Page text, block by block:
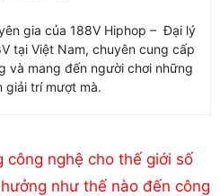
gia của 188V Hiphop – Đại lý
tại Việt Nam, chuyên cung cấp
và mang đến người chơi những
giải trí mượt mà.
công nghệ cho thế giới số
như thế nào đến công